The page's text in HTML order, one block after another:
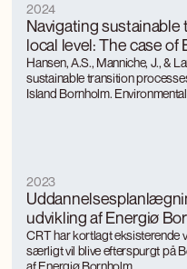
Navigating
local level: The case of
2024
Hansen, A.S., Manniche, J., &
sustainable transition
Island Bornholm.
udvikling af Energiø
med fokus på
2023
CRT har kortlagt eksisterende
særligt vil blive efterspurgt på